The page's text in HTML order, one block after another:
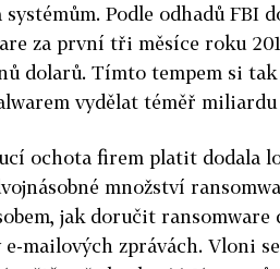
Podle odhadů FBI
za první tři měsíce roku
dolarů. Tímto tempem si
vydělat téměř
ochota firem platit dodala
množství
jak doručit ransomware
mailových zprávách. Vloni